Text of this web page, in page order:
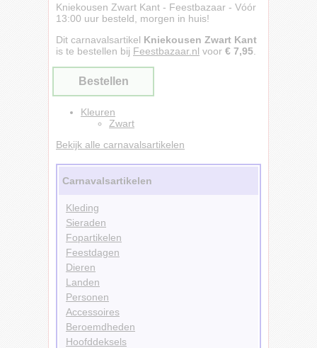
Kniekousen Zwart Kant - Feestbazaar - Vóór
13:00 uur besteld, morgen in huis!
Dit carnavalsartikel Kniekousen Zwart Kant
is te bestellen bij Feestbazaar.nl voor € 7,95
Bestellen
Kleuren
Zwart
Bekijk alle carnavalsartikelen
Carnavalsartikelen
Kleding
Sieraden
Fopartikelen
Feestdagen
Dieren
Landen
Personen
Accessoires
Beroemdheden
Hoofddeksels